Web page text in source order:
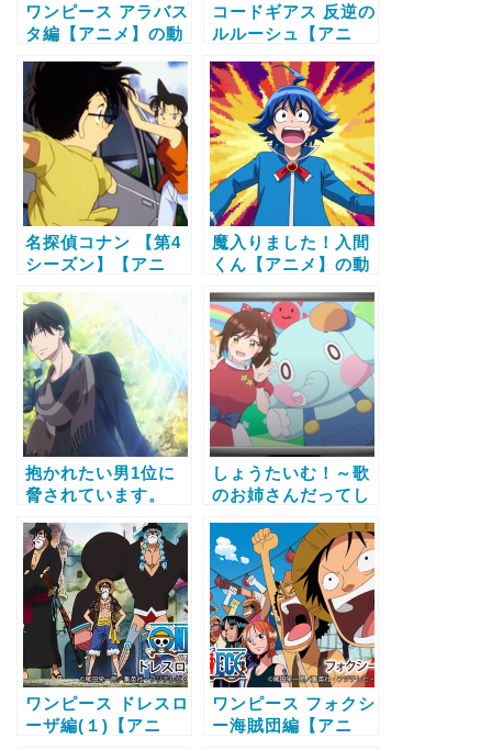
ワンピース アラバス
タ編【アニメ】の動
と無料で全話視聴す
る方法
コードギアス 反逆の
ルルーシュ【アニ
ビス比較と無料で全
話視聴する方法
名探偵コナン 【第4
シーズン】【アニ
ビス比較と無料で全
話視聴する方法
魔入りました！入間
くん【アニメ】の動
と無料で全話視聴す
る方法
抱かれたい男1位に
脅されています。
信サービス比較と無
料で全話視聴する方
法
しょうたいむ！～歌
のお姉さんだってし
画配信サービス比較
と無料で全話視聴す
る方法
ワンピース ドレスロ
ーザ編(１)【アニ
ワンピース フォクシ
ー海賊団編【アニ